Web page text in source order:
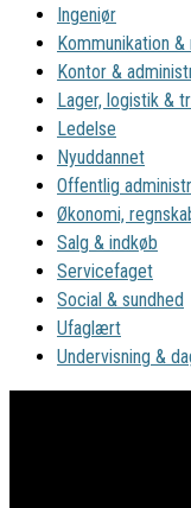
Ingeniør
Kommunikation
Kontor &
Lager, logistik &
Ledelse
Nyuddannet
Offentlig
Økonomi,
Salg & indkøb
Servicefaget
Social & sundhed
Ufaglært
Undervisning &